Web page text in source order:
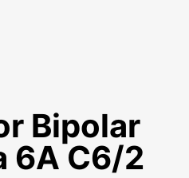
Bipolar
6A C6/2